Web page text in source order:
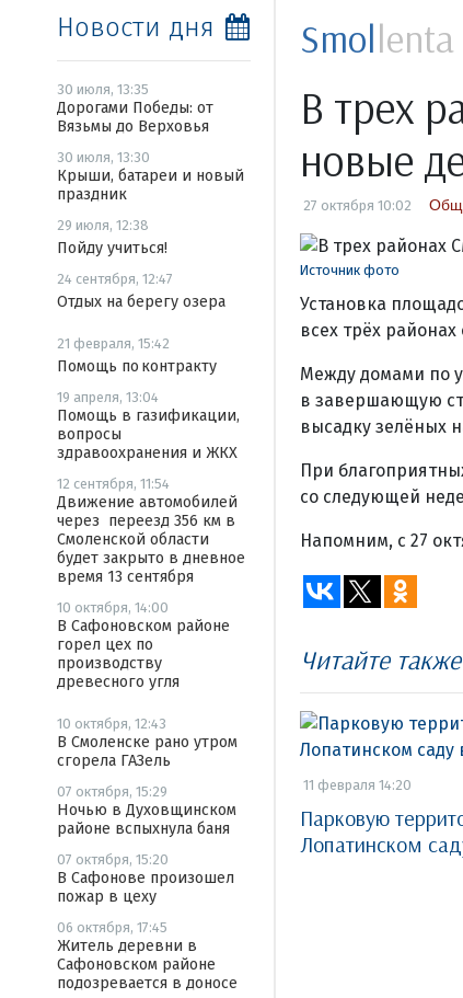
Новости дня
30 июля, 13:35
Дорогами Победы: от
Вязьмы до Верховья
30 июля, 13:30
Крыши, батареи и новый
праздник
29 июля, 12:38
Пойду учиться!
24 сентября, 12:47
Отдых на берегу озера
21 февраля, 15:42
Помощь по контракту
19 апреля, 13:04
Помощь в газификации,
вопросы
здравоохранения и ЖКХ
12 сентября, 11:54
Движение автомобилей
через переезд 356 км в
Смоленской области
будет закрыто в дневное
время 13 сентября
10 октября, 14:00
В Сафоновском районе
горел цех по
производству
древесного угля
10 октября, 12:43
В Смоленске рано утром
сгорела ГАЗель
07 октября, 15:29
Ночью в Духовщинском
районе вспыхнула баня
07 октября, 15:20
В Сафонове произошел
пожар в цеху
06 октября, 17:45
Житель деревни в
Сафоновском районе
подозревается в доносе
Smollenta
В трех
новые
27 октября 10:02
Источник фото
Установка
всех трёх
Между домами по
в завершающую
высадку зелёных
При
со следующей
Напомним, с 27
Читайте также
11 февраля 14:20
Парковую
Лопатинском